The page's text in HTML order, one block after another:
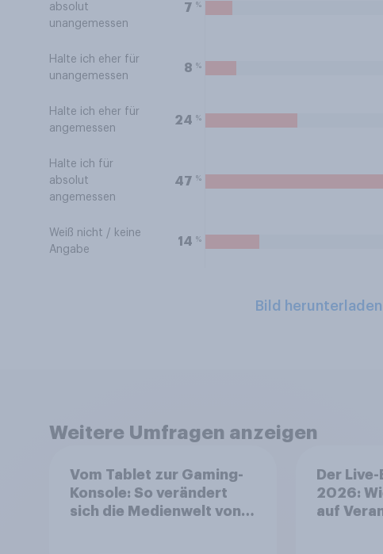
absolut
unangemessen
7 %
Halte ich eher für
unangemessen
8 %
Halte ich eher für
angemessen
24 %
Halte ich für
absolut
angemessen
47 %
Weiß nicht / keine
Angabe
14 %
Bild herunterladen
Weitere Umfragen anzeigen
Vom Tablet zur Gaming-
Konsole: So verändert
sich die Medienwelt von
Der
2026:
auf